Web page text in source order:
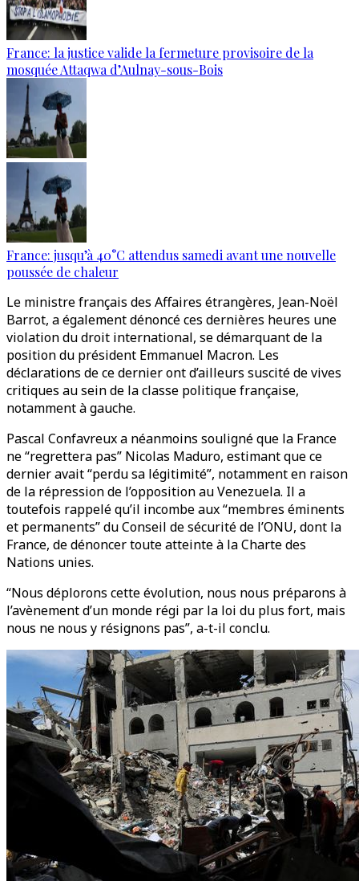
France: la justice valide la fermeture provisoire de la
mosquée Attaqwa d’Aulnay-sous-Bois
France: jusqu’à 40°C attendus samedi avant une nouvelle
poussée de chaleur
Le ministre français des Affaires étrangères, Jean-Noël
Barrot, a également dénoncé ces dernières heures une
violation du droit international, se démarquant de la
position du président Emmanuel Macron. Les
déclarations de ce dernier ont d’ailleurs suscité de vives
critiques au sein de la classe politique française,
notamment à gauche.
Pascal Confavreux a néanmoins souligné que la France
ne “regrettera pas” Nicolas Maduro, estimant que ce
dernier avait “perdu sa légitimité”, notamment en raison
de la répression de l’opposition au Venezuela. Il a
toutefois rappelé qu’il incombe aux “membres éminents
et permanents” du Conseil de sécurité de l’ONU, dont la
France, de dénoncer toute atteinte à la Charte des
Nations unies.
“Nous déplorons cette évolution, nous nous préparons à
l’avènement d’un monde régi par la loi du plus fort, mais
nous ne nous y résignons pas”, a-t-il conclu.